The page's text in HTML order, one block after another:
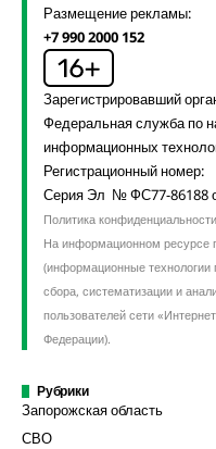
Размещение рекламы:
+7 990 2000 152
Зарегистрировавший
Федеральная служба по
информационных
Регистрационный номер:
Серия Эл № ФС77-86188
Политика конфиденциальности
На информационном ресурсе
(информационные
сбора, систематизации и
пользователей сети
Федерации).
Рубрики
Запорожская область
СВО